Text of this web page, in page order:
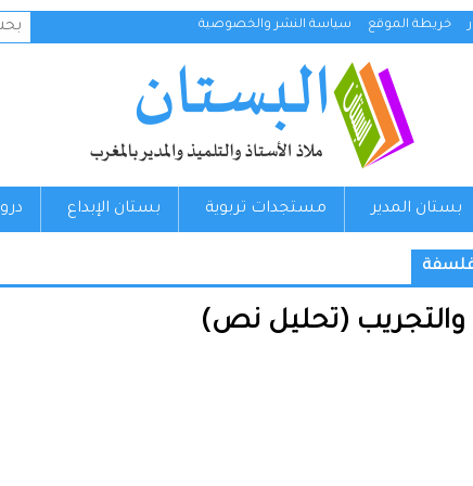
خريطة الموقع سياسة النشر والخصوصية
عن:
بستان المدير مستجدات تربوية بستان الإبداع
والتجريب (تحليل نص)